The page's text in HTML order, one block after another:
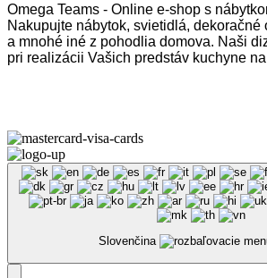
Omega Teams - Online e-shop s
Nakupujte nábytok, svietidlá, dekoračné
a mnohé iné z pohodlia domova. Naši
pri realizácii Vašich predstáv kuchyne
Slovenčina